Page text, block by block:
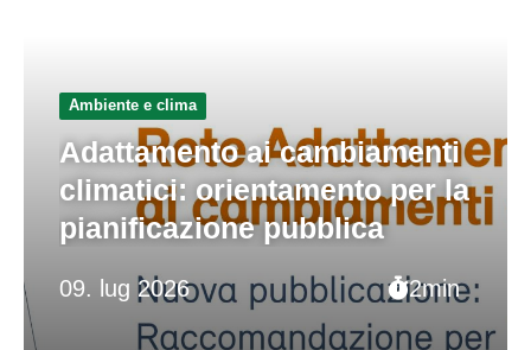
09. lug 2026 2min
Ambiente e clima
Adattamento ai cambiamenti
climatici: orientamento per la
pianificazione pubblica